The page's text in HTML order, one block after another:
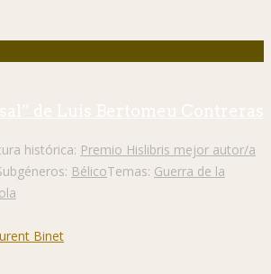
de Luis Bertomeu Contreras
histórica: Premio Hislibris mejor autor/a
BélicoTemas: Guerra de la